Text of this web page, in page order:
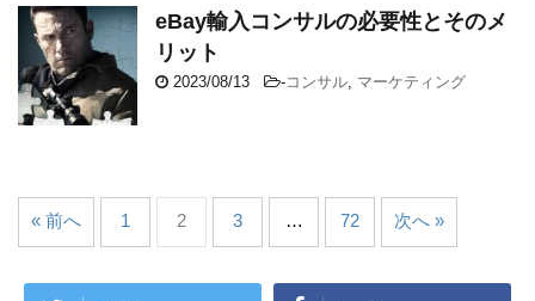
eBay輸入コンサルの必要性とそのメ
リット
2023/08/13 -コンサル マーケティング
« 前へ 1 2 3 … 72 次へ »